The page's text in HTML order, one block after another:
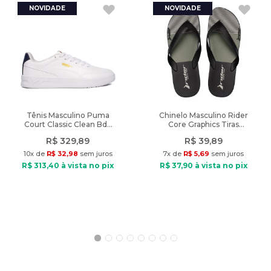
Composição: Algodão
Tipo de tecido: Malha
Fechamento: Sem fechamento
Tendência: Básicos
Diferencial: aplicação com logo da marca no peito
Medidas do modelo: Altura: 1,70m / Peso: 72kg
Tênis Masculino Puma
Court Classic Clean Bdp
R$ 329,89
10x de R$ 32,98 sem juros
R$ 313,40 à vista no pix
Chinelo Masculino Rider
Core Graphics Tiras
R$ 39,89
7x de R$ 5,69 sem juros
R$ 37,90 à vista no pix